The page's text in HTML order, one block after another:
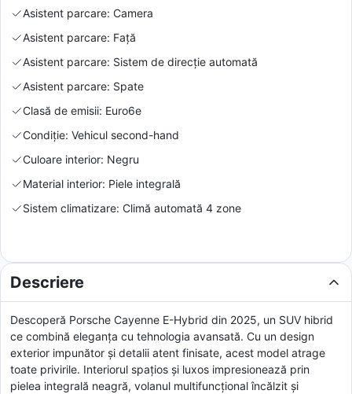
Asistent parcare: Camera
Asistent parcare: Față
Asistent parcare: Sistem de direcție automată
Asistent parcare: Spate
Clasă de emisii: Euro6e
Condiție: Vehicul second-hand
Culoare interior: Negru
Material interior: Piele integrală
Sistem climatizare: Climă automată 4 zone
Descriere
Descoperă Porsche Cayenne E-Hybrid din 2025, un SUV hibrid
ce combină eleganța cu tehnologia avansată. Cu un design
exterior impunător și detalii atent finisate, acest model atrage
toate privirile. Interiorul spațios și luxos impresionează prin
pielea integrală neagră, volanul multifuncțional încălzit și